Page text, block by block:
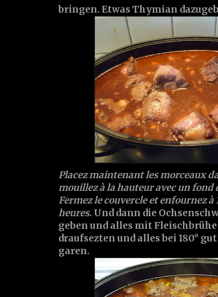
bringen. Etwas Thymian
Placez maintenant les morceaux
mouillez à la hauteur avec un fond
Fermez le couvercle et enfournez à
heures. Und dann die
geben und alles mit
draufsezten und alles bei 180°
garen.